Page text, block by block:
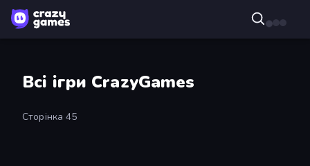
Всі ігри CrazyGames
Сторінка 45